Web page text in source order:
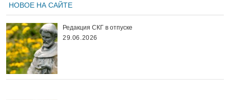
НОВОЕ НА САЙТЕ
Редакция СКГ в отпуске
29.06.2026